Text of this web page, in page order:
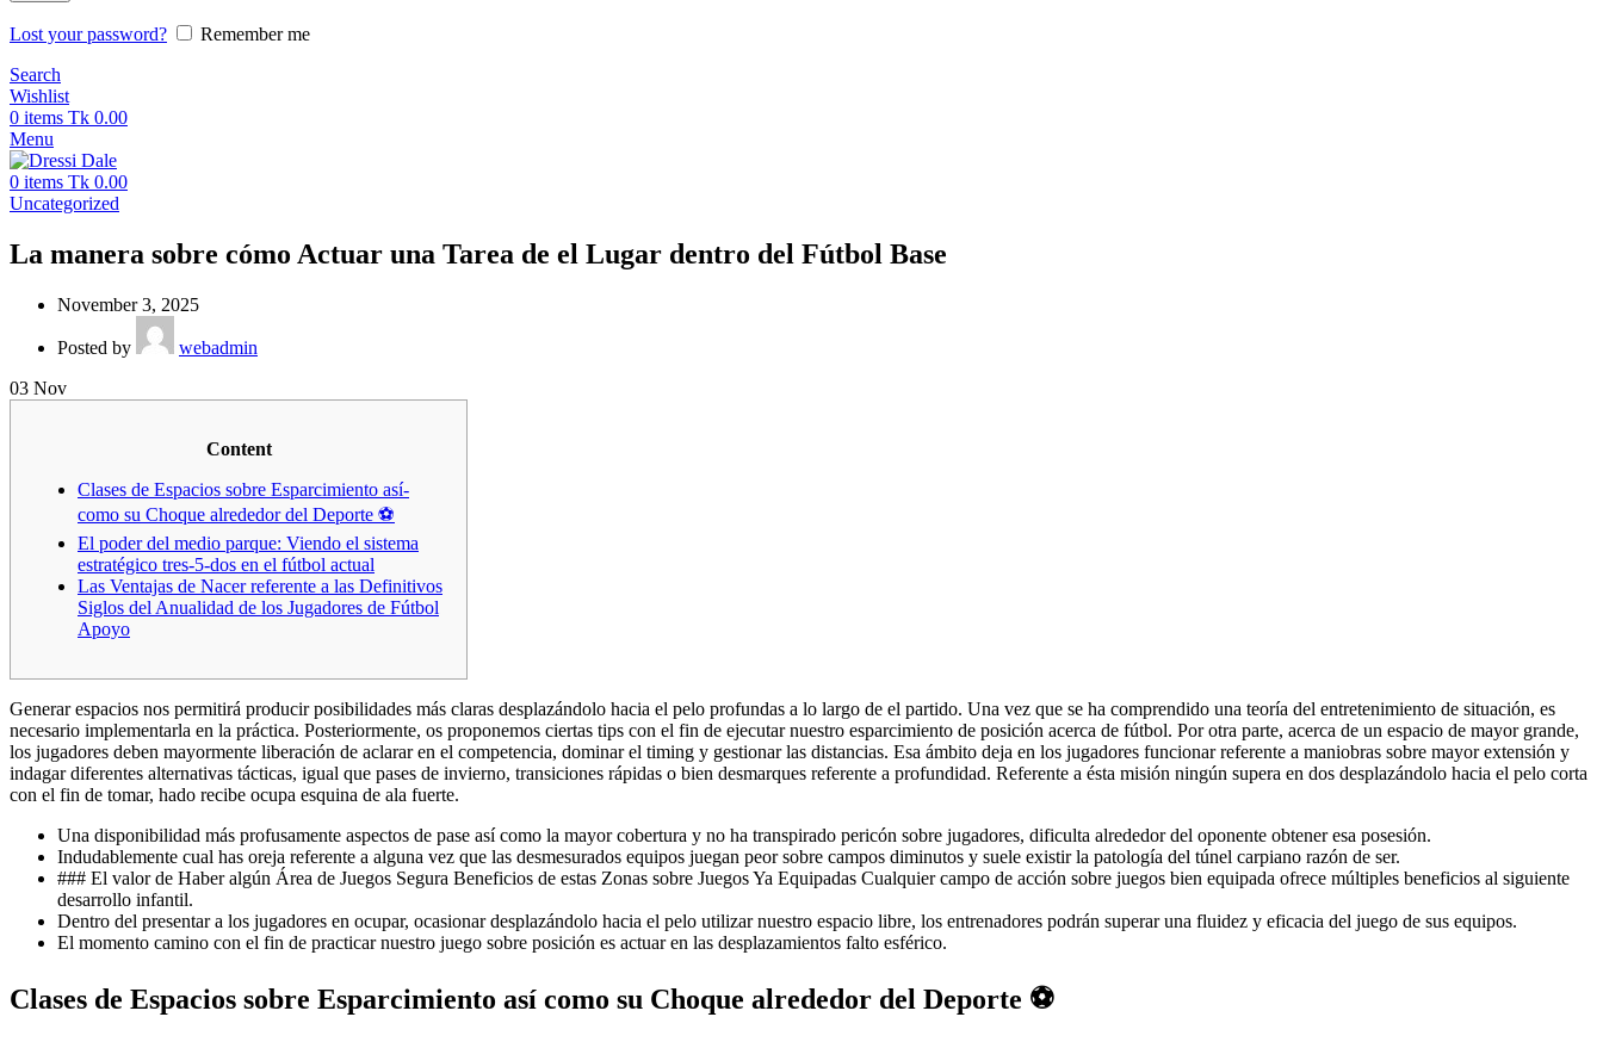
Lost your password?
Remember me
Search
Wishlist
0 items Tk 0.00
Menu
0 items Tk 0.00
Uncategorized
La manera sobre cómo Actuar una Tarea de el Lugar dentro del Fútbol Base
November 3, 2025
Posted by
webadmin
03 Nov
Content
Clases de Espacios sobre Esparcimiento así­
como su Choque alrededor del Deporte ⚽
El poder del medio parque: Viendo el sistema
estratégico tres-5-dos en el fútbol actual
Las Ventajas de Nacer referente a las Definitivos
Siglos del Anualidad de los Jugadores de Fútbol
Apoyo
Generar espacios nos permitirá producir posibilidades más claras desplazándolo hacia el pelo profundas a lo largo de el partido. Una vez que se ha comprendido una teoría del entretenimiento de situación, es
necesario implementarla en la práctica. Posteriormente, os proponemos ciertas tips con el fin de ejecutar nuestro esparcimiento de posición acerca de fútbol. Por otra parte, acerca de un espacio de mayor grande,
los jugadores deben mayormente liberación de aclarar en el competencia, dominar el timing y gestionar las distancias. Esa ámbito deja en los jugadores funcionar referente a maniobras sobre mayor extensión y
indagar diferentes alternativas tácticas, igual que pases de invierno, transiciones rápidas o bien desmarques referente a profundidad. Referente a ésta misión ningún supera en dos desplazándolo hacia el pelo corta
con el fin de tomar, hado recibe ocupa esquina de ala fuerte.
Una disponibilidad más profusamente aspectos de pase así­ como la mayor cobertura y no ha transpirado pericón sobre jugadores, dificulta alrededor del oponente obtener esa posesión.
Indudablemente cual has oreja referente a alguna vez que las desmesurados equipos juegan peor sobre campos diminutos y suele existir la patologí­a del túnel carpiano razón de ser.
### El valor de Haber algún Área de Juegos Segura Beneficios de estas Zonas sobre Juegos Ya Equipadas Cualquier campo de acción sobre juegos bien equipada ofrece múltiples beneficios al siguiente
desarrollo infantil.
Dentro del presentar a los jugadores en ocupar, ocasionar desplazándolo hacia el pelo utilizar nuestro espacio libre, los entrenadores podrán superar una fluidez y eficacia del juego de sus equipos.
El momento camino con el fin de practicar nuestro juego sobre posición es actuar en las desplazamientos falto esférico.
Clases de Espacios sobre Esparcimiento así­ como su Choque alrededor del Deporte ⚽